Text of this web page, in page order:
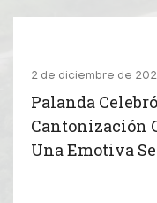
2 de diciembre de
Palanda
Cantonización
Una Emotiva